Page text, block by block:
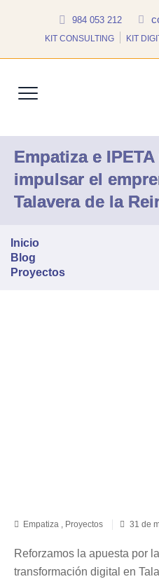
984 053 212
KIT CONSULTING KIT
Empatiza e
impulsar el
Talavera de la
Inicio
Proyectos
Empatiza , Proyectos 31 de
Reforzamos la apuesta por
transformación digital en